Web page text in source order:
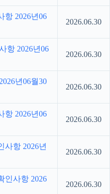
항 2026년06
2026.06.30
항 2026년06
2026.06.30
년06월30
2026.06.30
항 2026년06
2026.06.30
사항 2026년
2026.06.30
인사항 2026
2026.06.30